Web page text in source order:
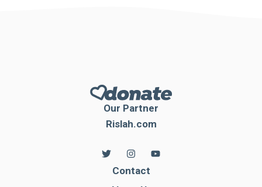
Our Partner
Rislah.com
Contact